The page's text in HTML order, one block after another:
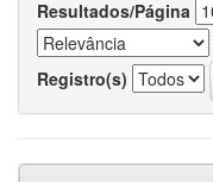
Resultados/Página
Registro(s)